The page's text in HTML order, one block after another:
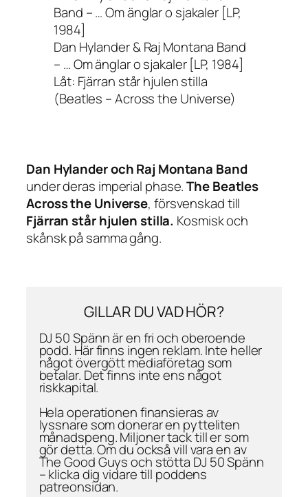
Dan Hylander & Raj Montana Band
– … Om änglar o sjakaler [LP, 1984]
Låt: Fjärran står hjulen stilla
(Beatles – Across the Universe)
Dan Hylander och Raj Montana Band
under deras imperial phase.The Beatles
Across the Universe, försvenskad till
Fjärran står hjulen stilla. Kosmisk och
skånsk på samma gång.
GILLAR DU VAD HÖR?
DJ 50 Spänn är en fri och oberoende
podd. Här finns ingen reklam. Inte heller
något övergött mediaföretag som
betalar. Det finns inte ens något
riskkapital.
Hela operationen finansieras av
lyssnare som donerar en pytteliten
månadspeng. Miljoner tack till er som
gör detta. Om du också vill vara en av
The Good Guys och stötta DJ 50 Spänn
– klicka dig vidare till poddens
patreonsidan.